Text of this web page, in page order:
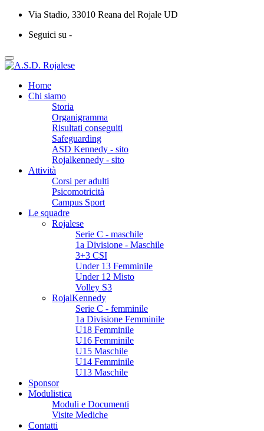
Via Stadio, 33010 Reana del Rojale UD
Seguici su -
Home
Chi siamo
Storia
Organigramma
Risultati conseguiti
Safeguarding
ASD Kennedy - sito
Rojalkennedy - sito
Attività
Corsi per adulti
Psicomotricità
Campus Sport
Le squadre
Rojalese
Serie C - maschile
1a Divisione - Maschile
3+3 CSI
Under 13 Femminile
Under 12 Misto
Volley S3
RojalKennedy
Serie C - femminile
1a Divisione Femminile
U18 Femminile
U16 Femminile
U15 Maschile
U14 Femminile
U13 Maschile
Sponsor
Modulistica
Moduli e Documenti
Visite Mediche
Contatti